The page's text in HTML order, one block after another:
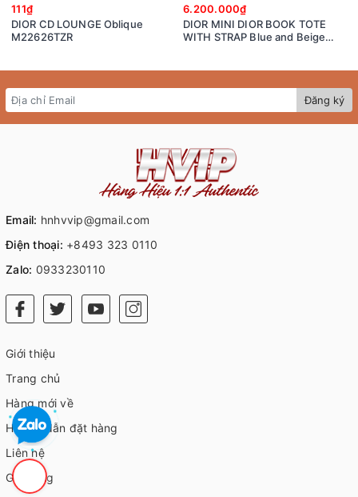
111₫
DIOR CD LOUNGE Oblique
M22626TZR
6.200.000₫
DIOR MINI DIOR BOOK TOTE
WITH STRAP Blue and Beige
Đăng ký
Email: hnhvvip@gmail.com
Điện thoại: +8493 323 0110
Zalo: 0933230110
Giới thiệu
Trang chủ
Hàng mới về
Hướng dẫn đặt hàng
Liên hệ
Giỏ hàng